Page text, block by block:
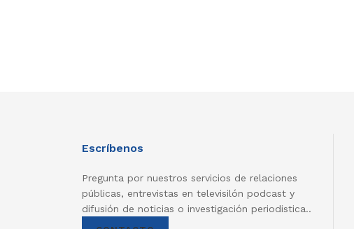
Escríbenos
Pregunta por nuestros servicios de relaciones
públicas, entrevistas en televisilón podcast y
difusión de noticias o investigación periodistica..